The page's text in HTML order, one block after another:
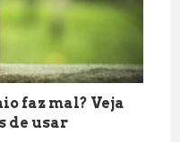
faz mal? Veja
de usar